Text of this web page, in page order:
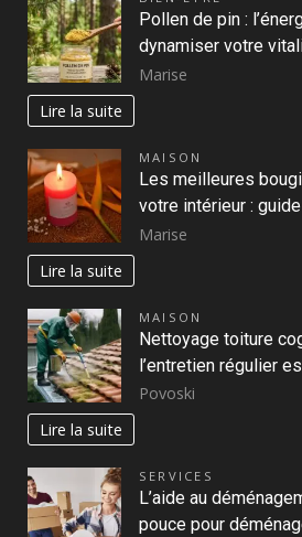
Pollen de pin :
dynamiser votre
Marise
Lire la suite
MAISON
Les meilleures
votre intérieur :
Marise
Lire la suite
MAISON
Nettoyage toiture
l’entretien régulier
Povoski
Lire la suite
SERVICES
L’aide au
pouce pour